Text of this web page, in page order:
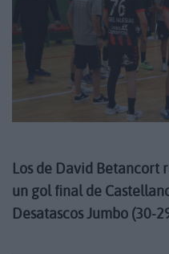
Los de David Betancort
un gol final de
Desatascos Jumbo (30-